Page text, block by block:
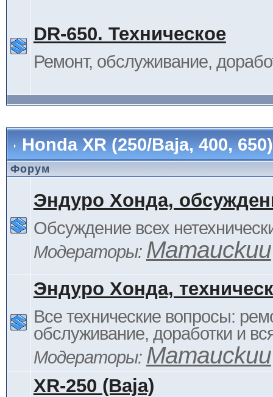
DR-650. Техническое
Ремонт, обслуживание,
Honda XR (250/Baja, 400,
Форум
Эндуро Хонда,
Обсуждение всех
Модераторы: Mamauckuu
Эндуро Хонда,
Все технические вопросы:
обслуживание, доработки и
Модераторы: Mamauckuu
XR-250 (Baja)